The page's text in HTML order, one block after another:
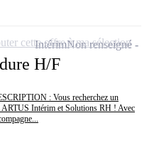
H/F
: Vous recherchez un
Intérim et Solutions RH ! Avec
IntérimNon renseigné
cette offre à ma sélection